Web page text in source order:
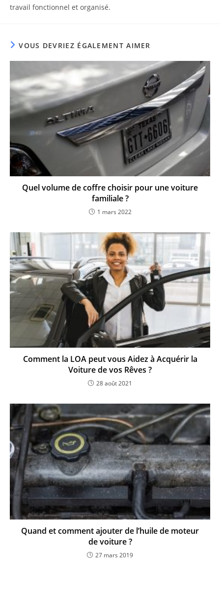
travail fonctionnel et organisé.
VOUS DEVRIEZ ÉGALEMENT AIMER
Quel volume de coffre choisir pour une voiture
familiale ?
1 mars 2022
Comment la LOA peut vous Aidez à Acquérir la
Voiture de vos Rêves ?
28 août 2021
Quand et comment ajouter de l’huile de moteur
de voiture ?
27 mars 2019